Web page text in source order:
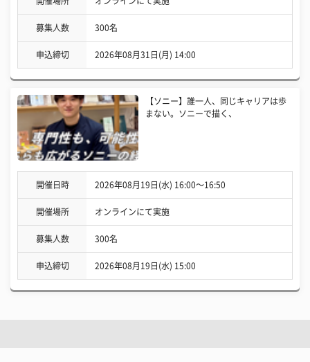
募集人数 300名
申込締切 2026年08月31日(月) 14:00
【ソニー】誰一人、同じキャリアは歩
まない。ソニーで描く、
開催日時 2026年08月19日(水) 16:00〜16:50
開催場所 オンラインにて実施
募集人数 300名
申込締切 2026年08月19日(水) 15:00